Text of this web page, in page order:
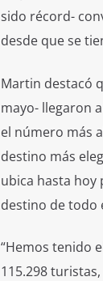
sido récord-
desde que se
Martin destacó
mayo- llegaron
el número más
destino más
ubica hasta hoy
destino de todo
“Hemos tenido
115.298